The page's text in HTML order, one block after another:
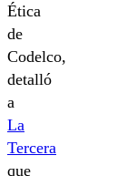
Ética
de
Codelco,
detalló
a
La
Tercera
que